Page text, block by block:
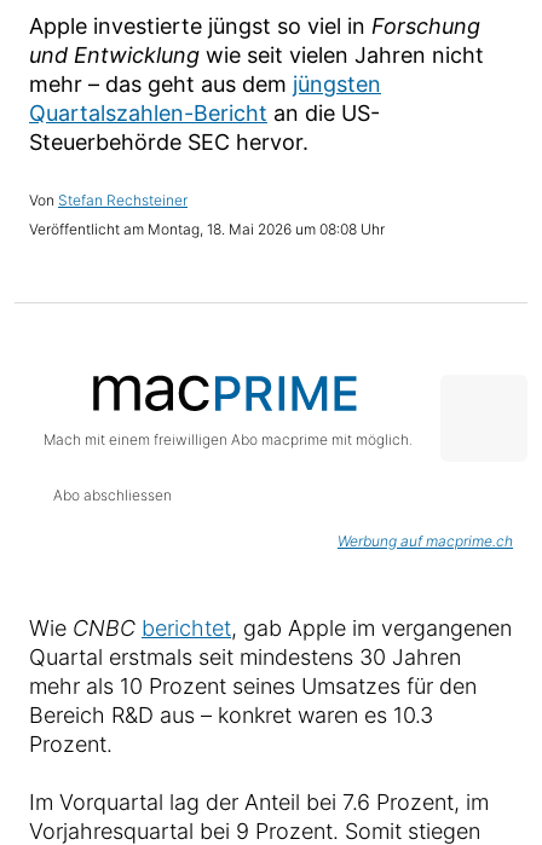
Apple investierte jüngst so viel in Forschung
und Entwicklung wie seit vielen Jahren nicht
mehr – das geht aus dem jüngsten
Quartalszahlen-Bericht an die US-
Steuerbehörde SEC hervor.
Stefan Rechsteiner
Montag, 18. Mai 2026 um 08:08 Uhr
Mach mit einem freiwilligen Abo macprime mit möglich.
Abo abschliessen
Werbung auf macprime.ch
Wie CNBC berichtet, gab Apple im vergangenen
Quartal erstmals seit mindestens 30 Jahren
mehr als 10 Prozent seines Umsatzes für den
Bereich R&D aus – konkret waren es 10.3
Prozent.
Im Vorquartal lag der Anteil bei 7.6 Prozent, im
Vorjahresquartal bei 9 Prozent. Somit stiegen